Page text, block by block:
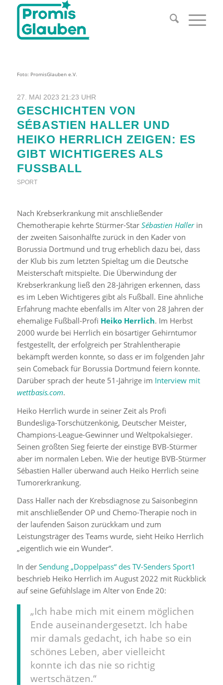
Foto: PromisGlauben e.V.
27. MAI 2023 21:23 UHR
GESCHICHTEN VON
SÉBASTIEN HALLER UND
HEIKO HERRLICH ZEIGEN: ES
GIBT WICHTIGERES ALS
FUSSBALL
SPORT
Nach Krebserkrankung mit anschließender
Chemotherapie kehrte Stürmer-Star Sébastien Hallerin
der zweiten Saisonhälfte zurück in den Kader von
Borussia Dortmund und trug erheblich dazu bei, dass
der Klub bis zum letzten Spieltag um die Deutsche
Meisterschaft mitspielte. Die Überwindung der
Krebserkrankung ließ den 28-Jährigen erkennen, dass
es im Leben Wichtigeres gibt als Fußball. Eine ähnliche
Erfahrung machte ebenfalls im Alter von 28 Jahren der
ehemalige Fußball-Profi Heiko Herrlich. Im Herbst
2000 wurde bei Herrlich ein bösartiger Gehirntumor
festgestellt, der erfolgreich per Strahlentherapie
bekämpft werden konnte, so dass er im folgenden Jahr
sein Comeback für Borussia Dortmund feiern konnte.
Darüber sprach der heute 51-Jährige im Interview mit
wettbasis.com.
Heiko Herrlich wurde in seiner Zeit als Profi
Bundesliga-Torschützenkönig, Deutscher Meister,
Champions-League-Gewinner und Weltpokalsieger.
Seinen größten Sieg feierte der einstige BVB-Stürmer
aber im normalen Leben. Wie der heutige BVB-Stürmer
Sébastien Haller überwand auch Heiko Herrlich seine
Tumorerkrankung.
Dass Haller nach der Krebsdiagnose zu Saisonbeginn
mit anschließender OP und Chemo-Therapie noch in
der laufenden Saison zurückkam und zum
Leistungsträger des Teams wurde, sieht Heiko Herrlich
„eigentlich wie ein Wunder“.
In der Sendung „Doppelpass“ des TV-Senders Sport1
beschrieb Heiko Herrlich im August 2022 mit Rückblick
auf seine Gefühlslage im Alter von Ende 20:
„Ich habe mich mit einem möglichen
Ende auseinandergesetzt. Ich habe
mir damals gedacht, ich habe so ein
schönes Leben, aber vielleicht
konnte ich das nie so richtig
wertschätzen.“